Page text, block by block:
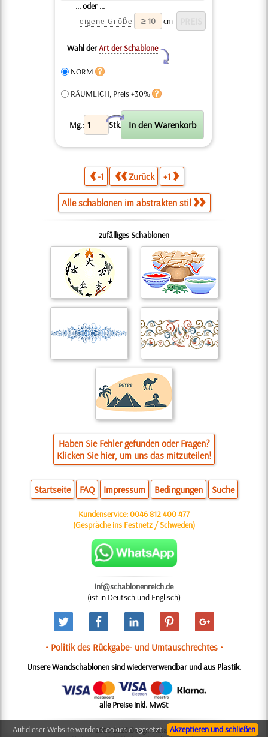
... oder ...
eigene Größe
cm
Wahl derArt der Schablone
Y
NORM
RÄUMLICH, Preis +30%
Mg.: Stk.
X
-1 Zurück +1
Alle schablonen im abstrakten stil
zufälliges Schablonen
Haben Sie Fehler gefunden oder Fragen?
Klicken Sie hier, um uns das mitzuteilen!
Startseite FAQ Impressum Bedingungen Suche
Kundenservice:0046 812 400 477
(Gespräche ins Festnetz / Schweden)
inf@schablonenreich.de
(ist in Deutsch und Englisch)
• Politik des Rückgabe- und Umtauschrechtes •
Unsere Wandschablonen sind wiederverwendbar und aus Plastik.
alle Preise inkl. MwSt
© 2006-2025 Design: Natali M.Akzeptieren und schließen
Auf dieser Website werden Cookies eingesetzt,